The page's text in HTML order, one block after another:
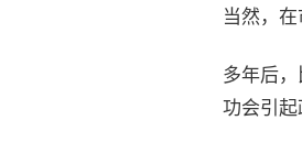
当然，
多年后
功会引